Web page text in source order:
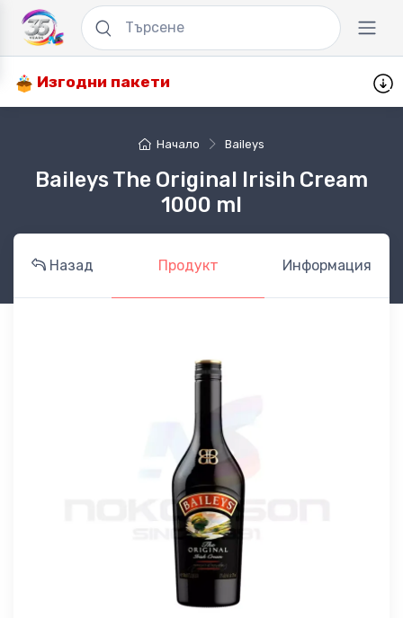
Изгодни пакети
Начало Baileys
Baileys The Original Irisih Cream
1000 ml
Назад Продукт Информация